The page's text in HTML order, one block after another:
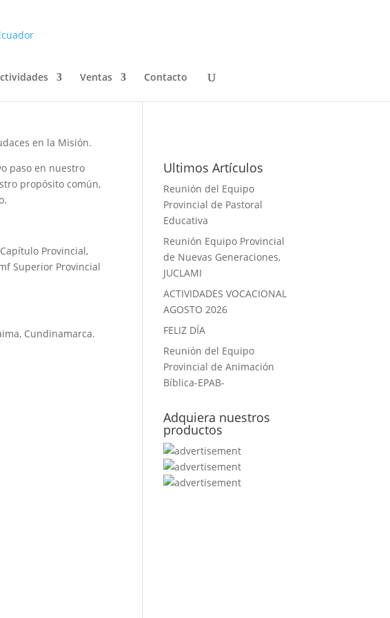
Ventas Contacto
en la Misión.
paso en nuestro
propósito común,
Provincial,
Superior Provincial
Cundinamarca.
Ultimos Artículos
Reunión del Equipo
Provincial de Pastoral
Educativa
Reunión Equipo Provincial
de Nuevas Generaciones,
JUCLAMI
ACTIVIDADES VOCACIONAL
AGOSTO 2026
FELIZ DÍA
Reunión del Equipo
Provincial de Animación
Bíblica-EPAB-
Adquiera nuestros
productos